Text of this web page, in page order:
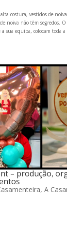
costura, vestidos de
noiva não têm segredos.
sua equipa, colocam toda
– produção,
, A